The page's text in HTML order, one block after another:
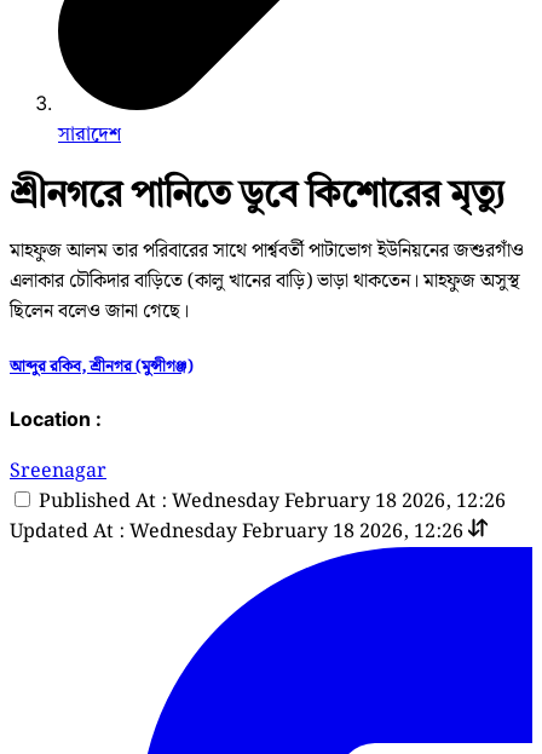
সারাদেশ
শ্রীনগরে পানিতে ডুবে কিশোরের মৃত্যু
মাহফুজ আলম তার পরিবারের সাথে পার্শ্ববর্তী পাটাভোগ ইউনিয়নের জশুরগাঁও
এলাকার চৌকিদার বাড়িতে (কালু খানের বাড়ি) ভাড়া থাকতেন। মাহফুজ অসুস্থ
ছিলেন বলেও জানা গেছে।
আব্দুর রকিব, শ্রীনগর (মুন্সীগঞ্জ)
Location :
Sreenagar
Published At : Wednesday February 18 2026, 12:26
Updated At : Wednesday February 18 2026, 12:26